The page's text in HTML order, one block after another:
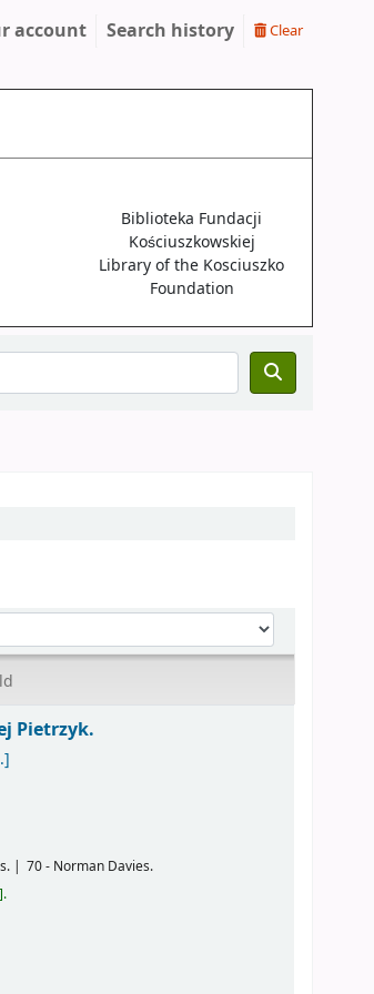
account Search history Clear
Biblioteka Fundacji
Kościuszkowskiej
Library of the Kosciuszko
Foundation
Pietrzyk.
70 - Norman Davies.
.